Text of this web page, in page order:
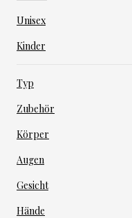
Unisex
Kinder
Typ
Zubehör
Körper
Augen
Gesicht
Hände